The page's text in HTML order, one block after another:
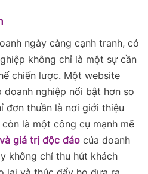
ngày càng cạnh tranh, có
không chỉ là một sự cần
chiến lược. Một website
nghiệp nổi bật hơn so
đơn thuần là nơi giới thiệu
là một công cụ mạnh mẽ
giá trị độc đáo của doanh
không chỉ thu hút khách